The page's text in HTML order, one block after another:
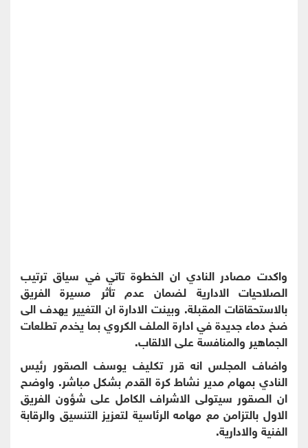
واكدت مصادر النادي ان الخطوة تاتي في سياق ترتيب
الصلاحيات الادارية لضمان عدم تأثر مسيرة الفريق
بالاستحقاقات المقبلة. وبينت الادارة ان التغيير يهدف الى
ضخ دماء جديدة في ادارة الملف الكروي بما يخدم تطلعات
الجماهير والمنافسة على الالقاب.
واضاف المجلس انه قرر تكليف يوسف الصقور رئيس
النادي بمهام مدير نشاط كرة القدم بشكل مباشر. واوضح
ان الصقور سيتولى الاشراف الكامل على شؤون الفريق
الاول بالتزامن مع مهامه الرئاسية لتعزيز التنسيق والرقابة
الفنية والادارية.